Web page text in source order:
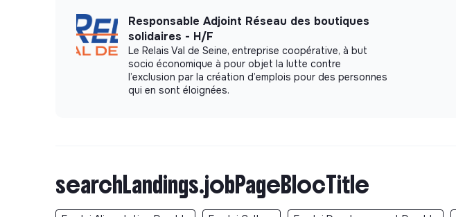
Responsable Adjoint Réseau des boutiques
solidaires - H/F
Le Relais Val de Seine, entreprise coopérative, à but
socio économique à pour objet la lutte contre
l’exclusion par la création d’emplois pour des personnes
qui en sont éloignées.
searchLandings.jobPageBlocTitle